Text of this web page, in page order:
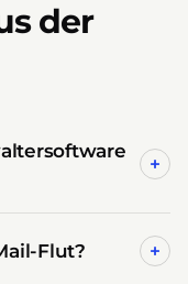
der
+
Flut? +